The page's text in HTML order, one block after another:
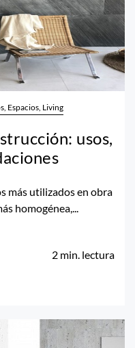
Espacios, Living
usos,
más utilizados en obra
homogénea,...
2 min. lectura